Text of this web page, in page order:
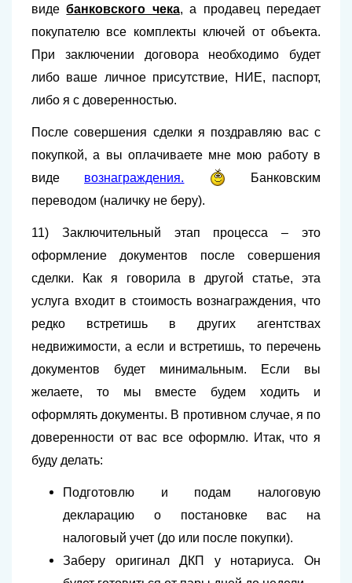
видебанковского чека, а продавец передает
покупателю все комплекты ключей от объекта.
При заключении договора необходимо будет
либо ваше личное присутствие, НИЕ, паспорт,
либо я с доверенностью.
После совершения сделки я поздравляю вас с
покупкой, а вы оплачиваете мне мою работу в
виде вознаграждения.
Банковским
переводом (наличку не беру).
11) Заключительный этап процесса – это
оформление документов после совершения
сделки. Как я говорила в другой статье, эта
услуга входит в стоимость вознаграждения, что
редко встретишь в других агентствах
недвижимости, а если и встретишь, то перечень
документов будет минимальным. Если вы
желаете, то мы вместе будем ходить и
оформлять документы. В противном случае, я по
доверенности от вас все оформлю. Итак, что я
буду делать:
Подготовлю и подам налоговую
декларацию о постановке вас на
налоговый учет (до или после покупки).
Заберу оригинал ДКП у нотариуса. Он